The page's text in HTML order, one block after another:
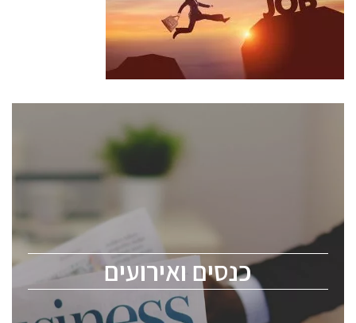
כנסים ואירועים
כנסים ואירועים
לכל העוסקים בתעשיית הסמיקונדקטור כולל מהנדסים,
ChipEx2026 will be held on May 12-13, 2026. The
conference is intended for everyone involved in the